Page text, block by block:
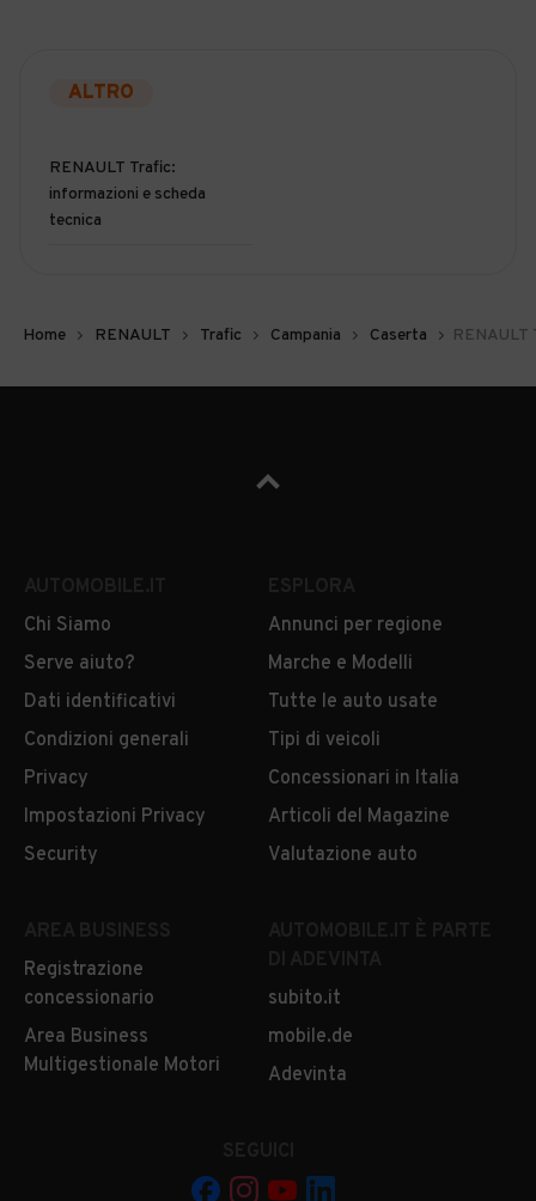
ALTRO
RENAULT Trafic:
informazioni e scheda
tecnica
Home RENAULT Trafic Campania Caserta RENAULT
Chi Siamo
Serve aiuto?
Dati identificativi
Condizioni generali
Privacy
Impostazioni Privacy
Security
Annunci per regione
Marche e Modelli
Tutte le auto usate
Tipi di veicoli
Concessionari in Italia
Articoli del Magazine
Valutazione auto
Registrazione
concessionario
Area Business
Multigestionale Motori
subito.it
mobile.de
Adevinta